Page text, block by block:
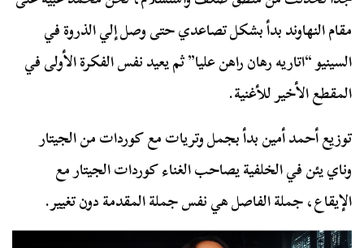
مقام النهاوند بدأ بشكل تصاعدي حتى وصل إلي الذروة في
السينيو “اتاريه رهان راهن عليا” ثم يعيد نفس الفكرة الأولى في
المقطع الأخير للأغنية.
توزيع أحمد أمين بدأ بجمل وتريات مع كوردات من الجيتار
وناي يئن في الخلفية يصاحب الغناء كوردات الجيتار مع
الإيقاع، جملة الفاصل هي نفس جملة المقدمة دون تغيير.